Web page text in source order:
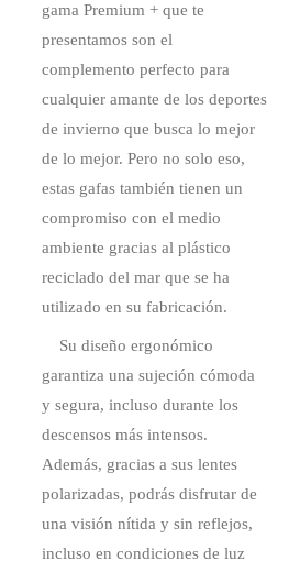
gama Premium + que te
presentamos son el
complemento perfecto para
cualquier amante de los deportes
de invierno que busca lo mejor
de lo mejor. Pero no solo eso,
estas gafas también tienen un
compromiso con el medio
ambiente gracias al plástico
reciclado del mar que se ha
utilizado en su fabricación.
Su diseño ergonómico
garantiza una sujeción cómoda
y segura, incluso durante los
descensos más intensos.
Además, gracias a sus lentes
polarizadas, podrás disfrutar de
una visión nítida y sin reflejos,
incluso en condiciones de luz